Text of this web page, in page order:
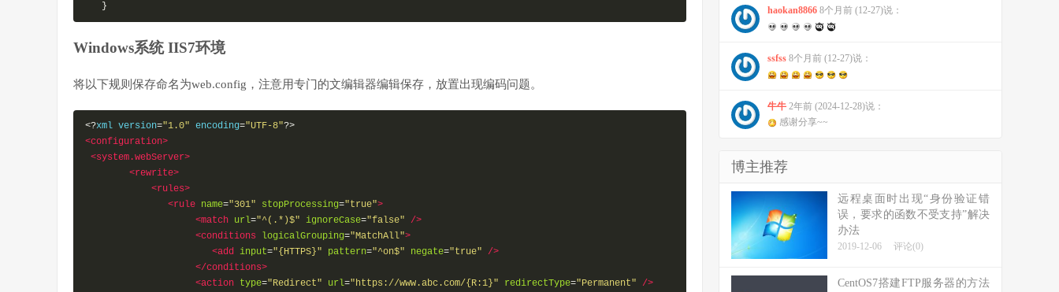
}
Windows系统 IIS7环境
将以下规则保存命名为web.config，注意用专门的文编辑器编辑保存，放置出现编码问题。
<?xml version="1.0" encoding="UTF-8"?>
<configuration>
<system.webServer>
<rewrite>
<rules>
<rule name="301" stopProcessing="true">
<match url="^(.*)$" ignoreCase="false"
/>
<conditions
logicalGrouping="MatchAll">
<add input="{HTTPS}" pattern="^on$" negate="true"
/>
</conditions>
<action type="Redirect" url="https://www.abc.com/{R:1}" redirectType="Permanent"
/>
haokan8866 8个月前 (12-27)说：
ssfss 8个月前 (12-27)说：
牛牛 2年前 (2024-12-28)说：
感谢分享~~
博主推荐
远程桌面时出现“身份验证错
误，要求的函数不受支持”解决
办法
2019-12-06 评论(0)
CentOS7搭建FTP服务器的方法